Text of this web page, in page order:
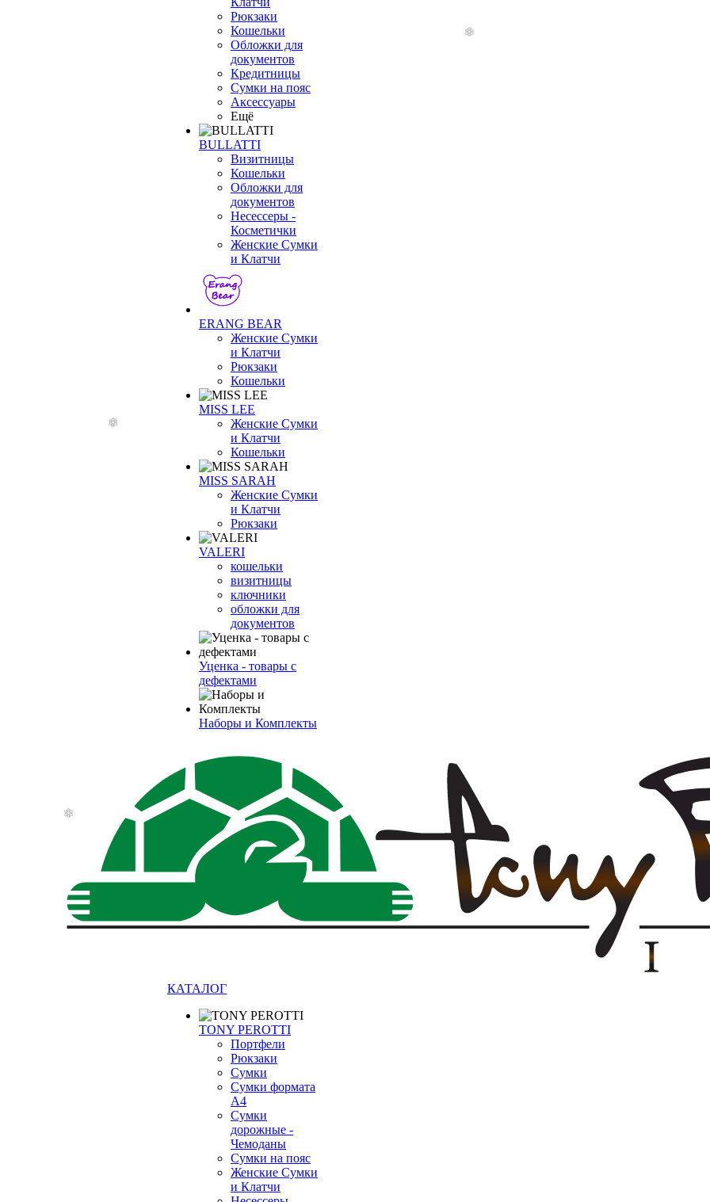
Рюкзаки
Кошельки
Обложки для
документов
Кредитницы
Сумки на пояс
Аксессуары
Ещё
BULLATTI
Визитницы
Кошельки
Обложки для
документов
Несессеры -
Косметички
Женские Сумки
и Клатчи
ERANG BEAR
Женские Сумки
и Клатчи
Рюкзаки
Кошельки
MISS LEE
Женские Сумки
и Клатчи
Кошельки
MISS SARAH
Женские Сумки
и Клатчи
Рюкзаки
VALERI
кошельки
визитницы
ключники
обложки для
документов
Уценка - товары с
дефектами
Наборы и Комплекты
КАТАЛОГ
TONY PEROTTI
Портфели
Рюкзаки
Сумки
Сумки формата
А4
Сумки
дорожные -
Чемоданы
Сумки на пояс
Женские Сумки
и Клатчи